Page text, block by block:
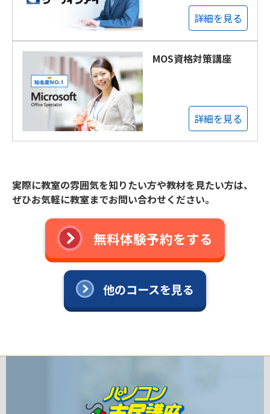
詳細を見る
MOS資格対策講座
詳細を見る
実際に教室の雰囲気を知りたい方や教材を見たい方は、
ぜひお気軽に教室までお問い合わせください。
無料体験予約をする
他のコースを見る